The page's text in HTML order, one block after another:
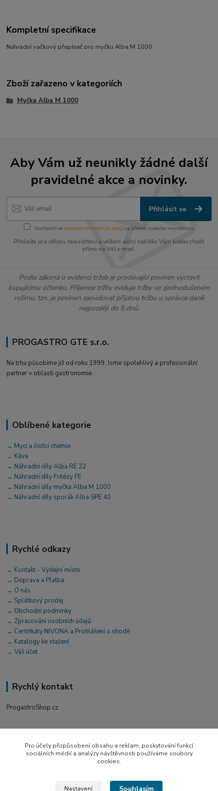
Kompletní specifikace
Náhradní vačkový přepínač pro myčku Alba M 1000
Zboží zařazeno v kategoriích
Myčka Alba M 1000
Aby Vám už neunikly žádné další
pravidelné akce a novinky.
Přihlásit se
Souhlasím se zpracováním osobních údajůza účelem rozesílky newsletteru.
Přihlašte se k odběru newsletteru a veškeré akční nabídky Vám budou chodit
přímo na Váš e-mail.
Podle zákona o evidenci tržeb je prodávající povinen vystavit
kupujícímu účtenku. Příjemce tržby eviduje tržby ve zjednodušeném
režimu, tzn. je povinen zaevidovat přijatou tržbu u správce daně
nejpozději do 5 dnů.
PROGASTRO GTE s.r.o.
Na trhu působíme již od roku 1999. Jsme spolehlivý a profesionální
partner v oblasti gastronomie.
Oblíbené kategorie
→ Mycí a čistící chemie
→ Káva
→ Náhradní díly Alba RE 22
→ Náhradní díly Fritézy FE
→ Náhradní díly myčka Alba M 1000
→ Náhradní díly sporák Alba SPE 40
Rychlé odkazy
→ Kontakt - Výdejní místo
→ Doprava a Platba
→ O nás
→ Splátkový prodej
→ Obchodní podmínky
→ Zpracování osobních údajů
→ Certifikáty NIVONA a Prohlášení o shodě
→ Katalogy ke stažení
→ Váš účet
Rychlý kontakt
ProgastroShop.cz
+420 519 411 299
Po-Pá 7-16 hod
Pro účely přizpůsobení obsahu a reklam, poskytování funkcí
sociálních médií a analýzy návštěvnosti používáme soubory
cookies.
Nastavení Souhlasím